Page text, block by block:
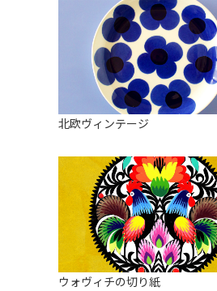
そば猪口・フリーカップ
ココット
薬味入れ
ミキシングボウル
すべて見る
オーナメント
クリーマー
バス・洗面用品
家具小物
小物入れ
アロマポット
バスケット
装飾用タイル・プレート
ミニチュア
天使さま
ペンダントトップ
すべて見る
北欧ヴィンテージ
ウォヴィチの切り紙